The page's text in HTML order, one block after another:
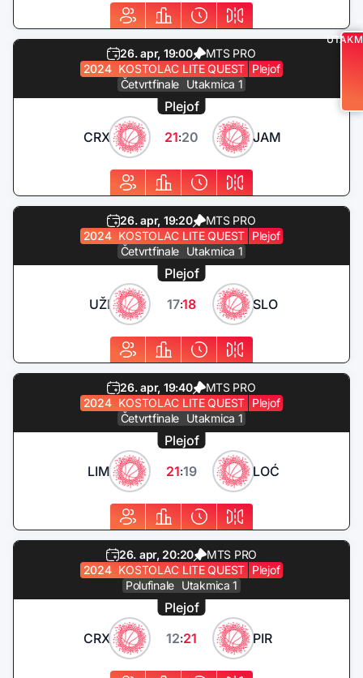
26. apr, 19:00
MTS PRO
2024 KOSTOLAC LITE QUEST Plejof
Četvrtfinale Utakmica 1
CRX 21:20 JAM
Plejof
26. apr, 19:20
MTS PRO
2024 KOSTOLAC LITE QUEST Plejof
Četvrtfinale Utakmica 1
UŽI 17:18 SLO
Plejof
26. apr, 19:40
MTS PRO
2024 KOSTOLAC LITE QUEST Plejof
Četvrtfinale Utakmica 1
LIM 21:19 LOĆ
Plejof
26. apr, 20:20
MTS PRO
2024 KOSTOLAC LITE QUEST Plejof
Polufinale Utakmica 1
CRX 12:21 PIR
Plejof